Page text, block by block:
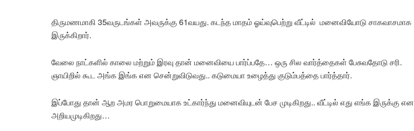
திருமணமாகி 35வருடங்கள் அவருக்கு 61வயது. கடந்த மாதம் ஓய்வுபெற்று வீட்டில் மனைவியோடு சாகவாசமாக
இருக்கிறார்.
வேலை நாட்களில் காலை மற்றும் இரவு தான் மனைவியை பார்ப்பதே… ஒரு சில வார்த்தைகள் பேசுவதோடு சரி.
ஞாயிறில் கூட அங்க இங்க என சென்றுவிடுவது.. கடுமையா உழைத்து குடும்பத்தை பார்த்தார்.
இப்போது தான் ஆற அமர பொறுமையாக உட்கார்ந்து மனைவியுடன் பேச முடிகிறது.. வீட்டில் எது எங்க இருக்கு என
அறியமுடிகிறது…